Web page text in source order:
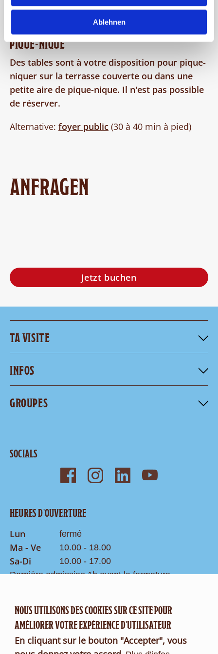
Ablehnen
DE
40 minutes à pied)
PIQUE-NIQUE
Des tables sont à votre disposition pour pique-
niquer sur la terrasse couverte ou dans une
petite aire de pique-nique. Il n'est pas possible
de réserver.
Alternative: foyer public (30 à 40 min à pied)
ANFRAGEN
Jetzt buchen
TA VISITE
INFOS
GROUPES
SOCIALS
HEURES D'OUVERTURE
Lun fermé
Ma - Ve 10.00 - 18.00
Sa-Di
10.00 - 17.00
Dernière admission 1h avant la fermeture
CONTACT
Formulaire de contact
NOUS UTILISONS DES COOKIES SUR CE SITE POUR
AMÉLIORER VOTRE EXPÉRIENCE D'UTILISATEUR
En cliquant sur le bouton "Accepter", vous